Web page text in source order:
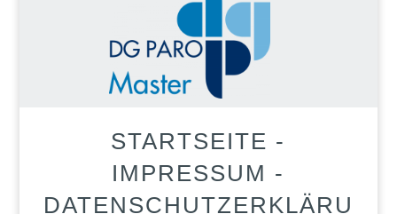
STARTSEITE -
IMPRESSUM -
DATENSCHUTZERKLÄRU